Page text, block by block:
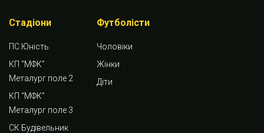
Стадіони
ПС Юність
КП “МФК”
Металург поле 2
КП “МФК”
Металург поле 3
СК Будівельник
Футболісти
Чоловіки
Жінки
Діти